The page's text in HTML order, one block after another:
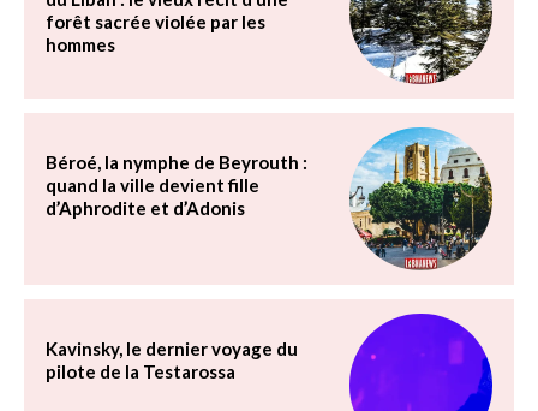
forêt sacrée violée par les
hommes
Béroé, la nymphe de Beyrouth :
quand la ville devient fille
d’Aphrodite et d’Adonis
Kavinsky, le dernier voyage du
pilote de la Testarossa